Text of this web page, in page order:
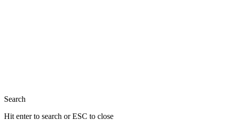
Search
Hit enter to search or ESC to close